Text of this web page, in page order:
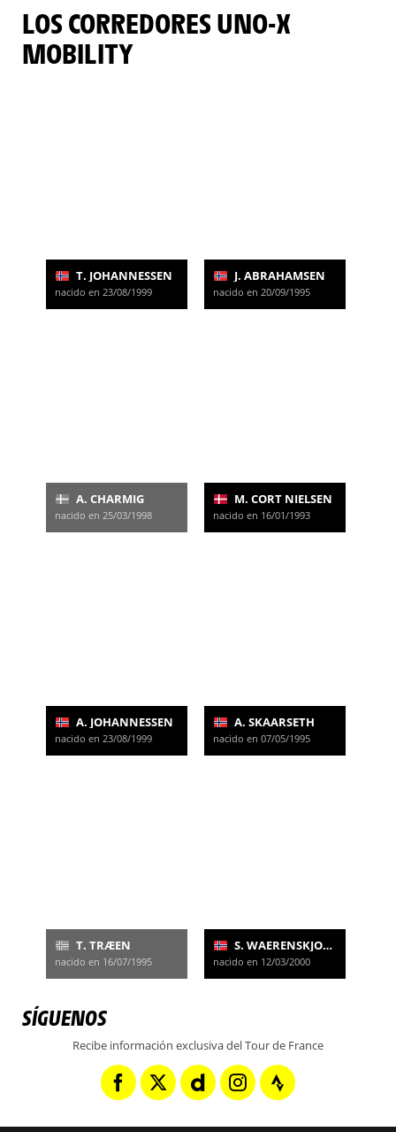
LOS CORREDORES UNO-X
MOBILITY
T. JOHANNESSEN
nacido en 23/08/1999
J. ABRAHAMSEN
nacido en 20/09/1995
A. CHARMIG
nacido en 25/03/1998
M. CORT NIELSEN
nacido en 16/01/1993
A. JOHANNESSEN
nacido en 23/08/1999
A. SKAARSETH
nacido en 07/05/1995
T. TRÆEN
nacido en 16/07/1995
S. WAERENSKJOLD
nacido en 12/03/2000
SÍGUENOS
Recibe información exclusiva del Tour de France